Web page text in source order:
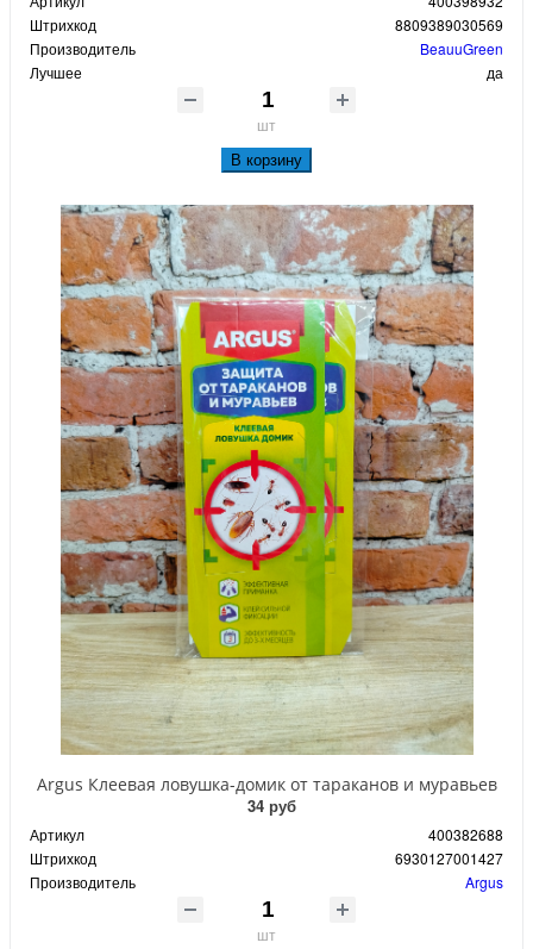
Штрихкод
8809389030569
Производитель
BeauuGreen
Лучшее
да
шт
В корзину
Argus Клеевая ловушка-домик от тараканов и муравьев
34 руб
Артикул
400382688
Штрихкод
6930127001427
Производитель
Argus
шт